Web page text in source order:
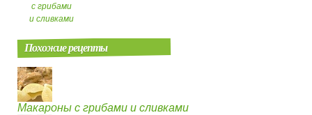
с грибами
и сливками
Похожие рецепты
Макароны с грибами и сливками